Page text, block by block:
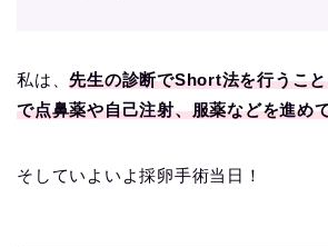
私は、先生の診断でShort法を行うこ
で点鼻薬や自己注射、服薬などを進め
そしていよいよ採卵手術当日！